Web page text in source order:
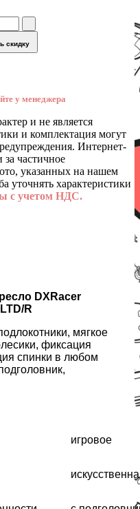
скидку
у менеджера
и не является
и комплектация могут
Интернет-
за частичное
указанных на нашем
уточнять характеристики
с учетом НДС.
DXRacer
R
мягкое
фиксация
спинки в любом
игровое